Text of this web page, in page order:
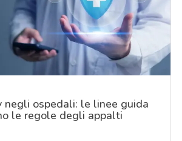
negli ospedali: le linee guida
le regole degli appalti